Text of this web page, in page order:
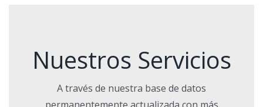
Nuestros Servicios
A través de nuestra base de datos